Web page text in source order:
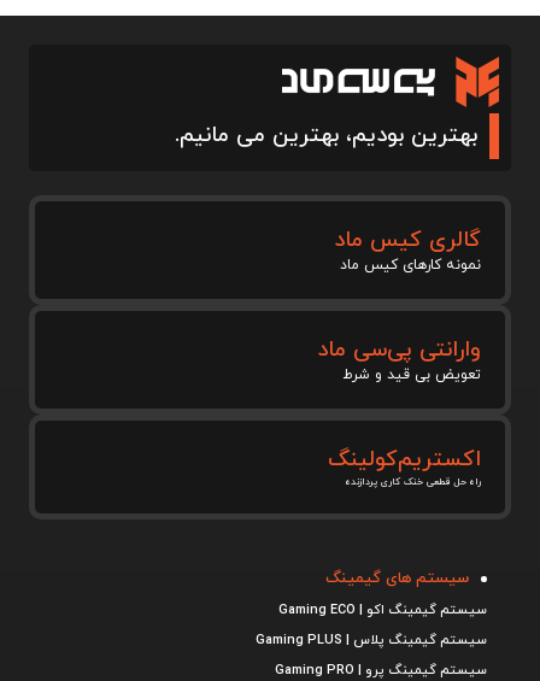
بهترین بودیم، بهترین می مانیم.
گالری کیس ماد
نمونه کارهای کیس ماد
وارانتی پی‌سی ماد
تعویض بی قید و شرط
اکستریم‌کولینگ
راه حل قطعی خنک کاری پردازنده
سیستم های گیمینگ
سیستم گیمینگ اکو | Gaming ECO
سیستم گیمینگ پلاس | Gaming PLUS
سیستم گیمینگ پرو | Gaming PRO